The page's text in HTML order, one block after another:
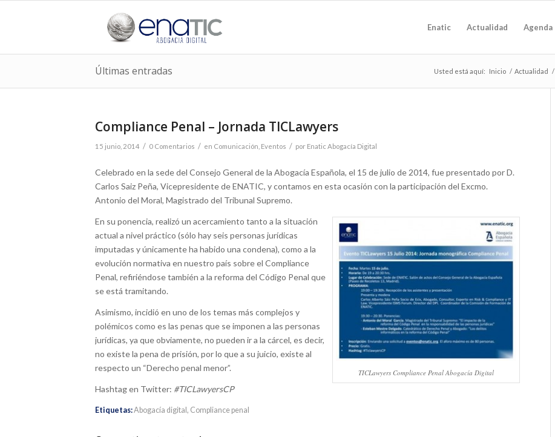
Enatic Actualidad Agenda
Últimas entradas Usted está aquí: Inicio / Actualidad /
Compliance Penal – Jornada TICLawyers
15 junio, 2014 / 0 Comentarios / en Comunicación Eventos / por Enatic Abogacía Digital
Celebrado en la sede del Consejo General de la Abogacía Española, el 15 de julio de 2014, fue presentado por D.
Carlos Saiz Peña, Vicepresidente de ENATIC, y contamos en esta ocasión con la participación del Excmo.
Antonio del Moral, Magistrado del Tribunal Supremo.
TICLawyers Compliance Penal Abogacía Digital
En su ponencia, realizó un acercamiento tanto a la situación
actual a nivel práctico (sólo hay seis personas jurídicas
imputadas y únicamente ha habido una condena), como a la
evolución normativa en nuestro país sobre el Compliance
Penal, refiriéndose también a la reforma del Código Penal que
se está tramitando.
Asimismo, incidió en uno de los temas más complejos y
polémicos como es las penas que se imponen a las personas
jurídicas, ya que obviamente, no pueden ir a la cárcel, es decir,
no existe la pena de prisión, por lo que a su juicio, existe al
respecto un “Derecho penal menor”.
Hashtag en Twitter: #TICLawyersCP
Etiquetas:Abogacía digital , Compliance penal